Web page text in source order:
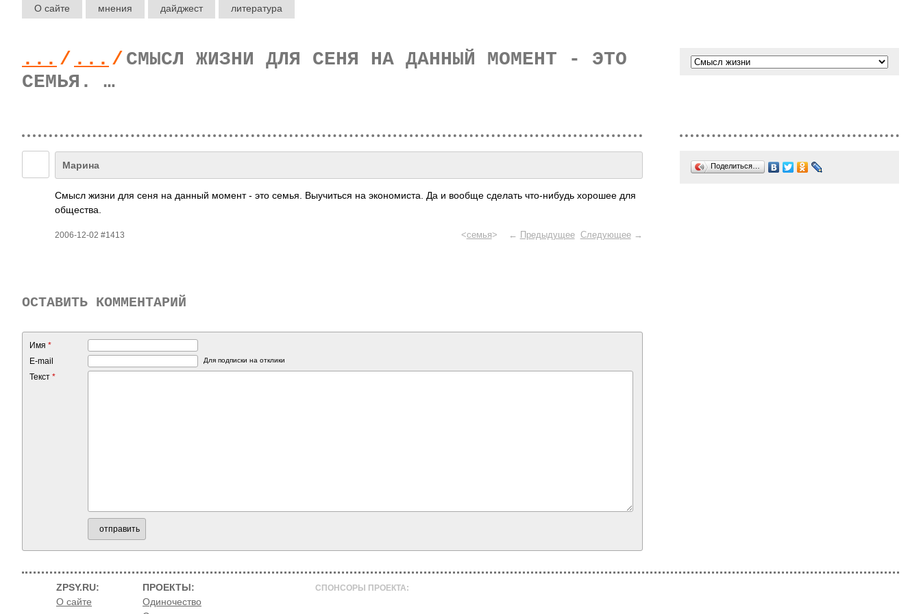
О сайте мнения дайджест литература
... / ... / СМЫСЛ ЖИЗНИ ДЛЯ СЕНЯ НА ДАННЫЙ МОМЕНТ - ЭТО
СЕМЬЯ. …
Марина
Смысл жизни для сеня на данный момент - это семья. Выуч­иться на экон­омис­та. Да и вообще сделать что-­нибудь хорошее для
обще­ства.
2006-12-02 #1413 <семья> ← Предыдущее Следующее→
ОСТАВИТЬ КОММЕНТАРИЙ
Имя *
E-mail
Для подписки на отклики
Текст *
отправить
Поделиться…
ZPSY.RU:
О сайте
ПРОЕКТЫ:
Одиночество
СПОНСОРЫ ПРОЕКТА: